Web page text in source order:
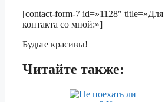
[contact-form-7 id=»1128″ title=»Для
контакта со мной:»]
Будьте красивы!
Читайте также: